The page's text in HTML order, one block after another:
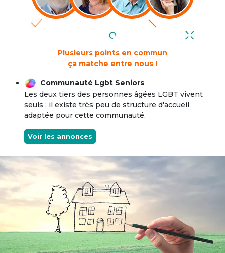
Plusieurs points en commun
ça matche entre nous !
Communauté Lgbt Seniors
Les deux tiers des personnes âgées LGBT vivent
seuls ; il existe très peu de structure d'accueil
adaptée pour cette communauté.
Voir les annonces